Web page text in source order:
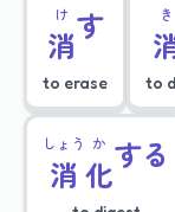
消
け す
to erase
き
to
消
しょう
化
か する